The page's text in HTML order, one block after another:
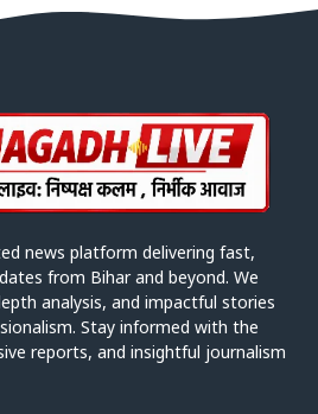
news platform delivering fast,
from Bihar and beyond. We
analysis, and impactful stories
Stay informed with the
reports, and insightful journalism